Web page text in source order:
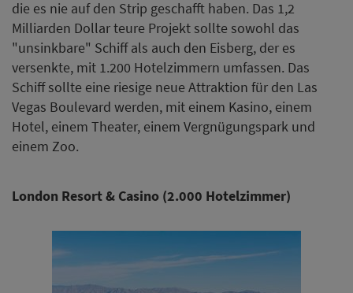
die es nie auf den Strip geschafft haben. Das 1,2
Milliarden Dollar teure Projekt sollte sowohl das
"unsinkbare" Schiff als auch den Eisberg, der es
versenkte, mit 1.200 Hotelzimmern umfassen. Das
Schiff sollte eine riesige neue Attraktion für den Las
Vegas Boulevard werden, mit einem Kasino, einem
Hotel, einem Theater, einem Vergnügungspark und
einem Zoo.
London Resort & Casino (2.000 Hotelzimmer)